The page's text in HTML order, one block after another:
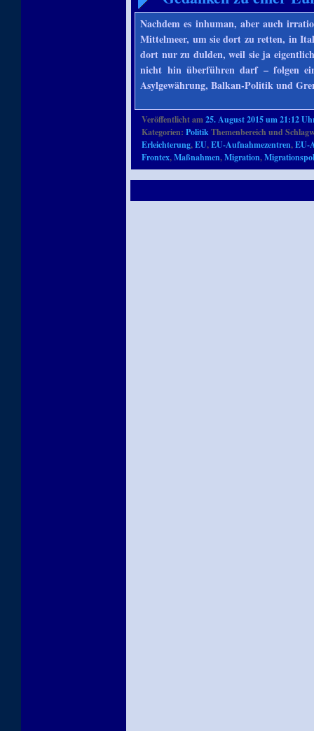
Nachdem es inhuman, aber auch
Mittelmeer, um sie dort zu retten, in
dort nur zu dulden, weil sie ja
nicht hin überführen darf – folgen
Asylgewährung, Balkan-Politik und
Veröffentlicht am25. August 2015 um 21:12
Kategorien:PolitikThemenbereich und
Erleichterung,EU,EU-Aufnahmezentren,EU-
Frontex,Maßnahmen,Migration,